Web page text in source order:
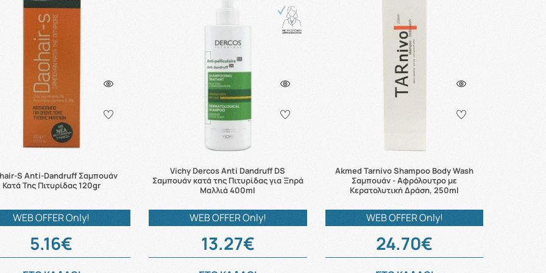
S Anti-Dandruff Σαμπουάν
Κατά Της Πιτυρίδας 120gr
WEB OFFER Only!
5.16€
Vichy Dercos Anti Dandruff DS
Σαμπουάν κατά της Πιτυρίδας για Ξηρά
Μαλλιά 400ml
WEB OFFER Only!
13.27€
Akmed Tarnivo Shampoo Body Wash
Σαμπουάν - Αφρόλουτρο με
Κερατολυτική Δράση, 250ml
WEB OFFER Only!
24.70€